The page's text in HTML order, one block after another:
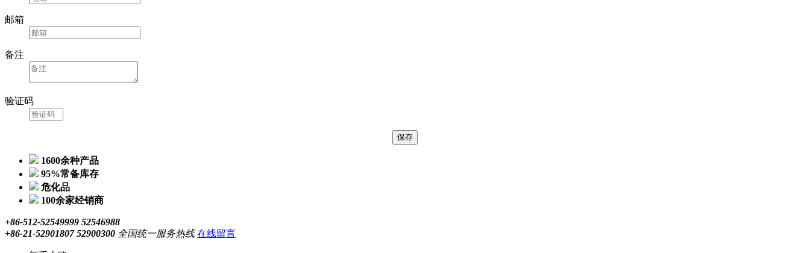
邮箱
备注
验证码
1600余种产品
95%常备库存
危化品
100余家经销商
+86-512-52549999 52546988
+86-21-52901807 52900300 全国统一服务热线在线留言